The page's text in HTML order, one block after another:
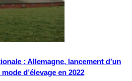
: Allemagne, lancement d’un
d’élevage en 2022